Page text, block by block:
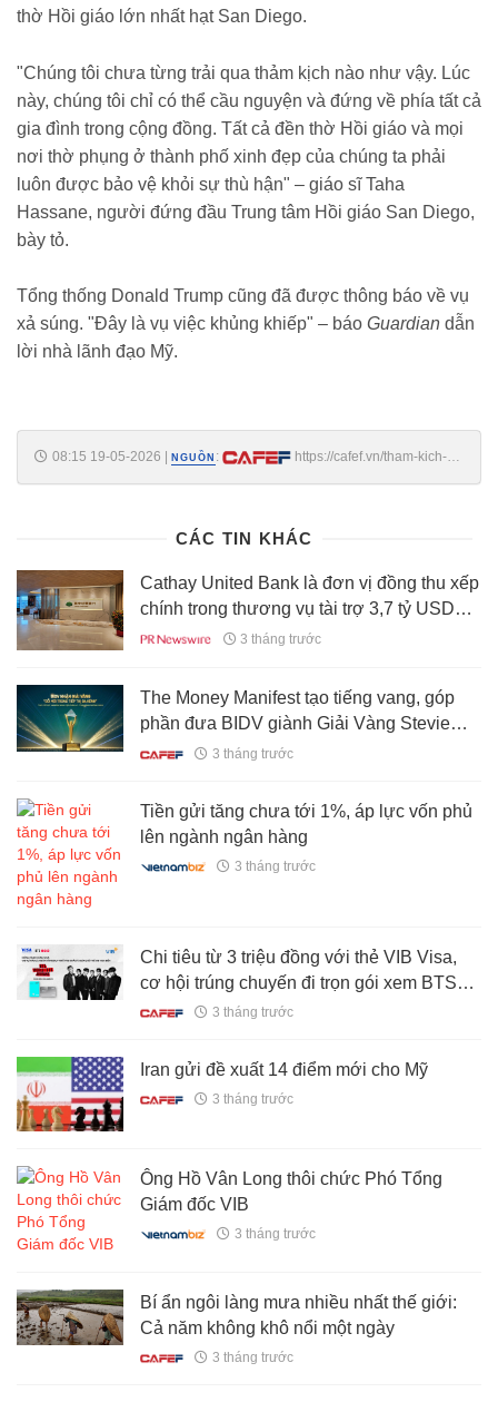
thờ Hồi giáo lớn nhất hạt San Diego.
"Chúng tôi chưa từng trải qua thảm kịch nào như vậy. Lúc
này, chúng tôi chỉ có thể cầu nguyện và đứng về phía tất cả
gia đình trong cộng đồng. Tất cả đền thờ Hồi giáo và mọi
nơi thờ phụng ở thành phố xinh đẹp của chúng ta phải
luôn được bảo vệ khỏi sự thù hận" – giáo sĩ Taha
Hassane, người đứng đầu Trung tâm Hồi giáo San Diego,
bày tỏ.
Tổng thống Donald Trump cũng đã được thông báo về vụ
xả súng. "Đây là vụ việc khủng khiếp" – báo Guardian dẫn
lời nhà lãnh đạo Mỹ.
08:15 19-05-2026 | NGUỒN :
https://cafef.vn/tham-kich-
CÁC TIN KHÁC
Cathay United Bank là đơn vị đồng thu xếp
chính trong thương vụ tài trợ 3,7 tỷ USD
cho SMBC Aviation Capital
3 tháng trước
The Money Manifest tạo tiếng vang, góp
phần đưa BIDV giành Giải Vàng Stevie
Awards châu Á – Thái Bình Dương
3 tháng trước
Tiền gửi tăng chưa tới 1%, áp lực vốn phủ
lên ngành ngân hàng
3 tháng trước
Chi tiêu từ 3 triệu đồng với thẻ VIB Visa,
cơ hội trúng chuyến đi trọn gói xem BTS
WORLD TOUR "ARIRANG" TẠI LOS
3 tháng trước
Iran gửi đề xuất 14 điểm mới cho Mỹ
3 tháng trước
Ông Hồ Vân Long thôi chức Phó Tổng
Giám đốc VIB
3 tháng trước
Bí ẩn ngôi làng mưa nhiều nhất thế giới:
Cả năm không khô nổi một ngày
3 tháng trước